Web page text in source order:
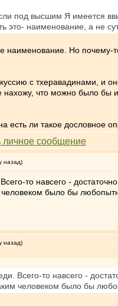
под высшим Я имеется
это- наименование, а не
наименование. Но почему-
с тхеравадинами, и
что можно было бы
есть ли такое дословное
назад)
то навсего -
было бы
назад)
Всего-то навсего -
человеком было бы